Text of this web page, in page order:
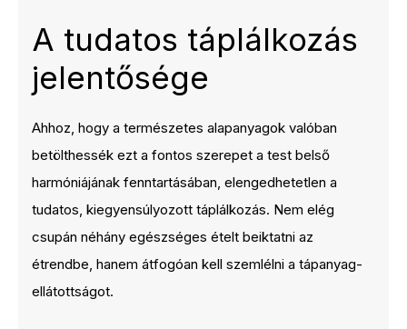
A tudatos táplálkozás
jelentősége
Ahhoz, hogy a természetes alapanyagok valóban
betölthessék ezt a fontos szerepet a test belső
harmóniájának fenntartásában, elengedhetetlen a
tudatos, kiegyensúlyozott táplálkozás. Nem elég
csupán néhány egészséges ételt beiktatni az
étrendbe, hanem átfogóan kell szemlélni a tápanyag-
ellátottságot.